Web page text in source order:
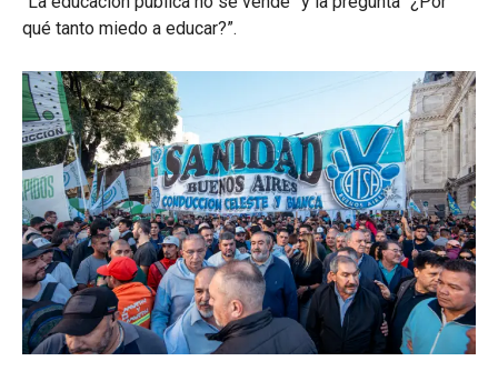
qué tanto miedo a educar?”.